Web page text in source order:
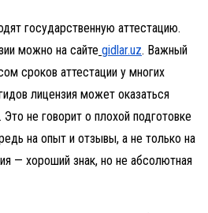
государственную аттестацию.
можно на сайте gidlar.uz. Важный
сроков аттестации у многих
лицензия может оказаться
не говорит о плохой подготовке
на опыт и отзывы, а не только на
— хороший знак, но не абсолютная